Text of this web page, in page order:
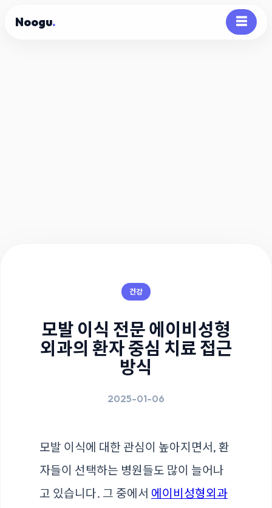
Noogu. ☰
건강
모발 이식 전문 에이비성형
외과의 환자 중심 치료 접근
방식
2025-01-06
모발 이식에 대한 관심이 높아지면서, 환
자들이 선택하는 병원들도 많이 늘어나
고 있습니다. 그 중에서 에이비성형외과